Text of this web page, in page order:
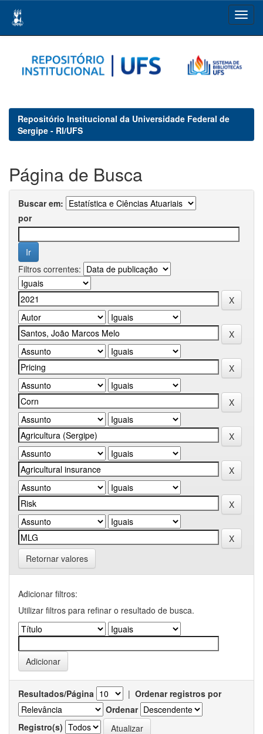
navigation
Repositório Institucional da Universidade Federal de
Sergipe - RI/UFS
Página de Busca
Buscar em:
por
Filtros correntes:
Retornar valores
Adicionar filtros:
Utilizar filtros para refinar o resultado de busca.
Resultados/Página | Ordenar registros por
Ordenar
Registro(s)